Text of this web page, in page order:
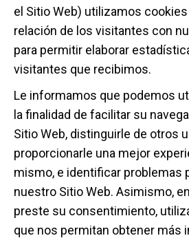
el Sitio Web) utilizamos
relación de los visitantes con
para permitir elaborar
visitantes que recibimos.
Le informamos que podemos
la finalidad de facilitar su
Sitio Web, distinguirle de otros
proporcionarle una mejor
mismo, e identificar problemas
nuestro Sitio Web. Asimismo,
preste su consentimiento,
que nos permitan obtener más